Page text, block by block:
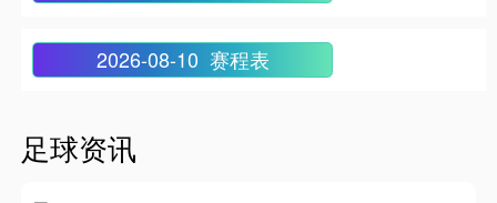
2026-08-10 赛程表
足球资讯